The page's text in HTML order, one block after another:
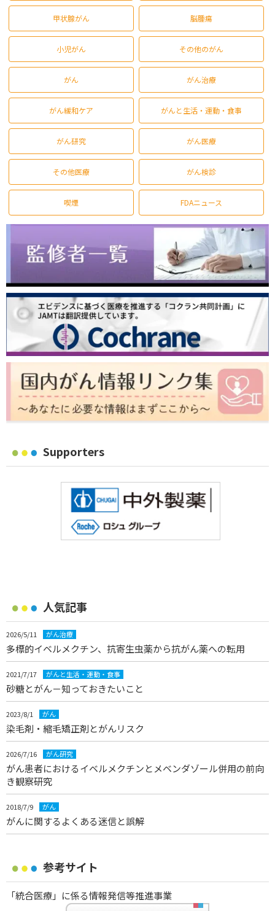
甲状腺がん 脳腫瘍
小児がん その他のがん
がん がん治療
がん緩和ケア がんと生活・運動・食事
がん研究 がん医療
その他医療 がん検診
喫煙 FDAニュース
Supporters
人気記事
2026/5/11 がん治療
多標的イベルメクチン、抗寄生虫薬から抗がん薬への転用
2021/7/17 がんと生活・運動・食事
砂糖とがん－知っておきたいこと
2023/8/1 がん
染毛剤・縮毛矯正剤とがんリスク
2026/7/16 がん研究
がん患者におけるイベルメクチンとメベンダゾール併用の前向
き観察研究
2018/7/9 がん
がんに関するよくある迷信と誤解
参考サイト
「統合医療」に係る情報発信等推進事業